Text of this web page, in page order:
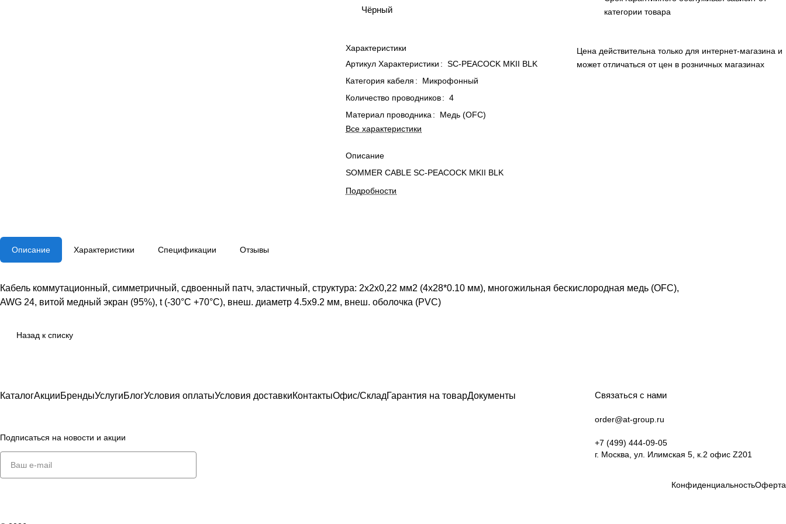
Чёрный
Характеристики
Артикул Характеристики : SC-PEACOCK MKII BLK
Категория кабеля :
Микрофонный
Количество проводников: 4
Материал проводника :
Медь (OFC)
Все характеристики
Описание
SOMMER CABLE SC-PEACOCK MKII BLK
Подробности
категории товара
Цена действительна только для интернет-магазина и
может отличаться от цен в розничных магазинах
Описание Характеристики Спецификации Отзывы
Кабель коммутационный, симметричный, сдвоенный патч, эластичный, структура: 2х2х0,22 мм2 (4х28*0.10 мм), многожильная бескислородная медь (OFC),
AWG 24, витой медный экран (95%), t (-30°C +70°C), внеш. диаметр 4.5х9.2 мм, внеш. оболочка (PVC)
Назад к списку
КаталогАкцииБрендыУслугиБлогУсловия оплатыУсловия доставкиКонтактыОфис/СкладГарантия на товарДокументы
Подписаться на новости и акции
Связаться с нами
order@at-group.ru
+7 (499) 444-09-05
г. Москва, ул. Илимская 5, к.2 офис Z201
КонфиденциальностьОферта